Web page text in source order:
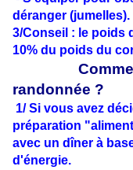
déranger (jumelles).
3/Conseil : le poids
10% du poids du
Comment
randonnée ?
1/ Si vous avez
préparation
avec un dîner à
d'énergie.